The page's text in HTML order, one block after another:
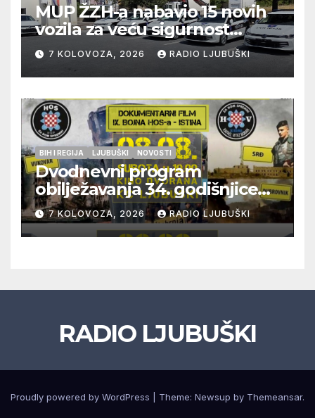
MUP ŽZH-a nabavio 15 novih
vozila za veću sigurnost
građana i učinkovitiji rad
policije
7 KOLOVOZA, 2026 RADIO LJUBUŠKI
BIH I REGIJA LJUBUŠKI NOVOSTI
Dvodnevni program
obilježavanja 34. godišnjice
pogibije generala Blaža
Kraljevića i osmorice
pripadnika HOS-a
7 KOLOVOZA, 2026 RADIO LJUBUŠKI
RADIO LJUBUŠKI
Proudly powered by WordPress Theme: Newsup by Themeansar.